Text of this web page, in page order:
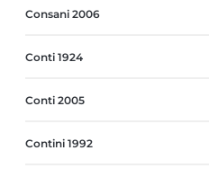
Consani 2006
Conti 1924
Conti 2005
Contini 1992